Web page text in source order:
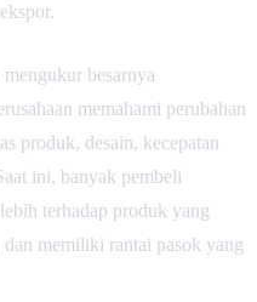
besarnya
memahami perubahan
produk, desain, kecepatan
ini, banyak pembeli
terhadap produk yang
memiliki rantai pasok yang